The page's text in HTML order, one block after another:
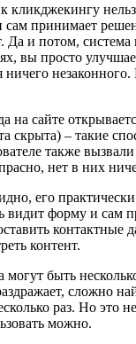
кликджекингу
сам принимает
и потом, система
вы просто
ничего незаконного.
на сайте
скрыта) – такие
также
нет в них
его практически
видит форму и сам
контактные
контент.
быть
сложно
раз. Но это
можно.